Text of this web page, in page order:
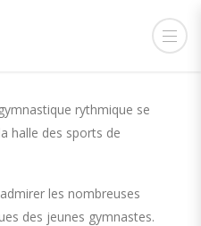
rythmique se
halle des sports de
les nombreuses
des jeunes gymnastes.